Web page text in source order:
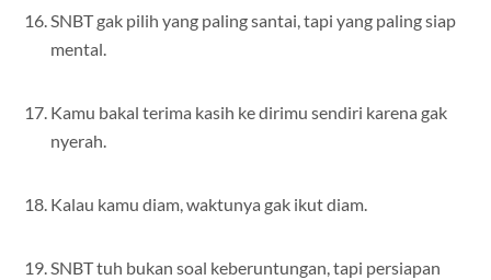
SNBT gak pilih yang paling santai, tapi yang paling siap
mental.
Kamu bakal terima kasih ke dirimu sendiri karena gak
nyerah.
Kalau kamu diam, waktunya gak ikut diam.
SNBT tuh bukan soal keberuntungan, tapi persiapan